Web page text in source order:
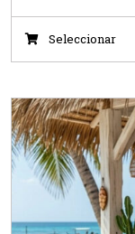
Seleccionar